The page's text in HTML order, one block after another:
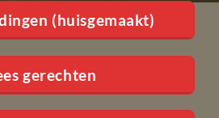
(huisgemaakt)
gerechten